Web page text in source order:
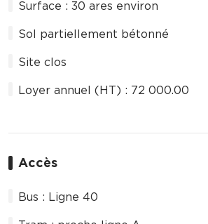
Surface : 30 ares environ
Sol partiellement bétonné
Site clos
Loyer annuel (HT) : 72 000.00 
Accès
Bus : Ligne 40